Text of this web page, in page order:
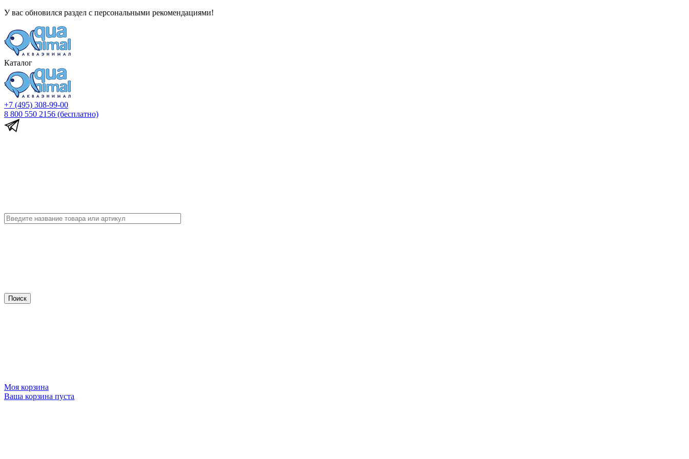
У вас обновился раздел с персональными рекомендациями!
Каталог
+7 (495) 308-99-00
8 800 550 2156 (бесплатно)
Моя корзина
Ваша корзина пуста